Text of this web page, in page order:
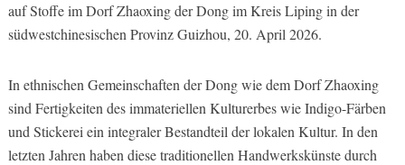
auf Stoffe im Dorf Zhaoxing der Dong im Kreis Liping in der
südwestchinesischen Provinz Guizhou, 20. April 2026.
In ethnischen Gemeinschaften der Dong wie dem Dorf Zhaoxing
sind Fertigkeiten des immateriellen Kulturerbes wieIndigo-Färben
und Stickerei ein integraler Bestandteil der lokalen Kultur. In den
letzten Jahren haben diese traditionellen Handwerkskünste durch